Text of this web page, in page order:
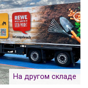
На другом складе